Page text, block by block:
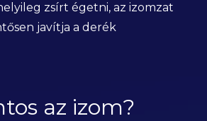
zsírt égetni, az izomzat
javítja a derék
az izom?